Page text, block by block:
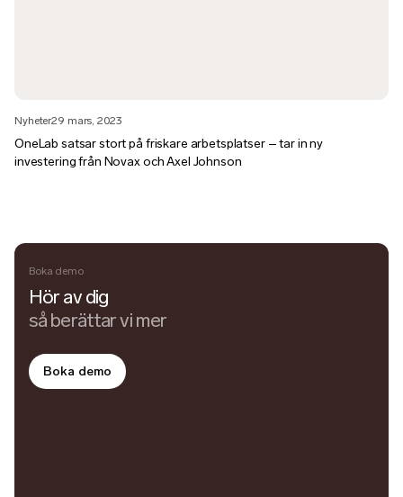
Nyheter29 mars, 2023
OneLab satsar stort på friskare arbetsplatser – tar in ny
investering från Novax och Axel Johnson
Boka demo
Hör av dig
så berättar vi mer
Boka demo